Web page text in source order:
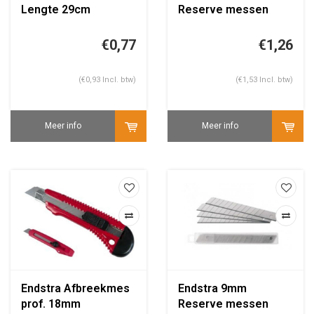
Lengte 29cm
€0,77
(€0,93 Incl. btw)
Meer info
Reserve messen
€1,26
(€1,53 Incl. btw)
Meer info
Endstra Afbreekmes
prof. 18mm
Endstra 9mm
Reserve messen